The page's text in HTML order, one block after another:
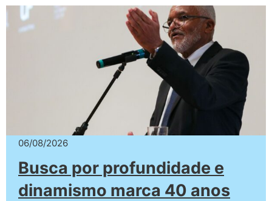
06/08/2026
Busca por profundidade e
dinamismo marca 40 anos